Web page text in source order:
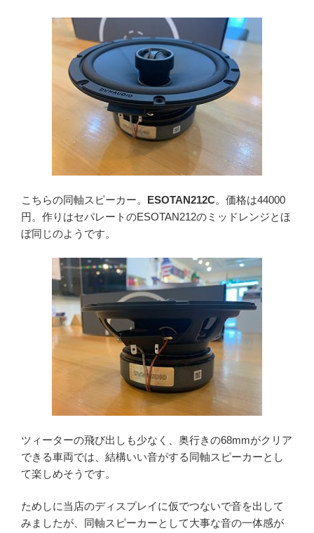
こちらの同軸スピーカー。 ESOTAN212C。価格は44000
円。作りはセパレートのESOTAN212のミッドレンジとほ
ぼ同じのようです。
ツィーターの飛び出しも少なく、奥行きの68mmがクリア
できる車両では、結構いい音がする同軸スピーカーとし
て楽しめそうです。
ためしに当店のディスプレイに仮でつないで音を出して
みましたが、同軸スピーカーとして大事な音の一体感が